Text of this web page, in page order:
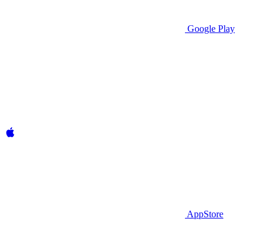
Google Play
AppStore